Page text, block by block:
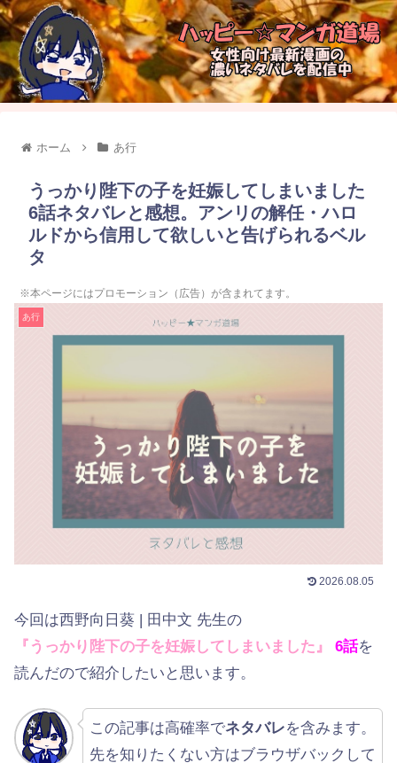
ホーム あ行
うっかり陛下の子を妊娠してしまいました
6話ネタバレと感想。アンリの解任・ハロ
ルドから信用して欲しいと告げられるベル
タ
※本ページにはプロモーション（広告）が含まれてます。
あ行
2026.08.05
今回は西野向日葵 | 田中文 先生の
『うっかり陛下の子を妊娠してしまいました』
6話を
読んだので紹介したいと思います。
この記事は高確率でネタバレを含みます。
先を知りたくない方はブラウザバックして